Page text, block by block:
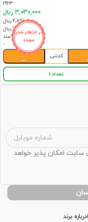
در انتظار شارژ
مجدد
1963
3,030,000 ریال
2,878,500 ریال
2,727,000 ریال
6عدد
-
کارتنی
−
تعداد:1
امکان پذیر خواهد
درباره برند